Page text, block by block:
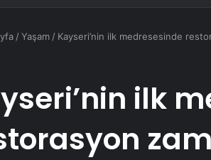
/Yaşam / Kayseri’nin ilk medresesinde
ilk